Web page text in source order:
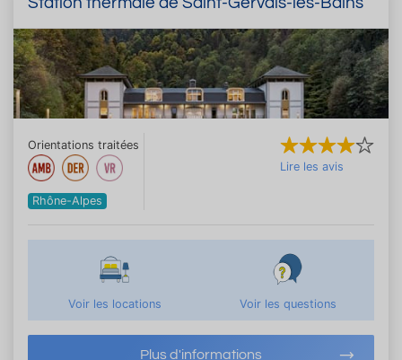
Orientations traitées
Rhône-Alpes
Lire les avis
Voir les locations Voir les questions
Plus d'informations